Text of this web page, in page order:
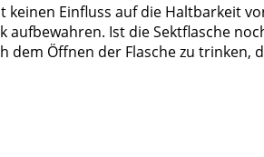
keinen Einfluss auf die Haltbarkeit
Ist die Sektflasche
dem Öffnen der Flasche zu